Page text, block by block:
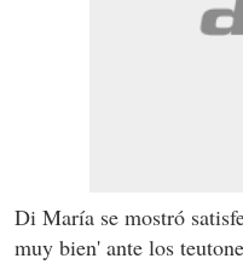
Di María se mostró
muy bien' ante los